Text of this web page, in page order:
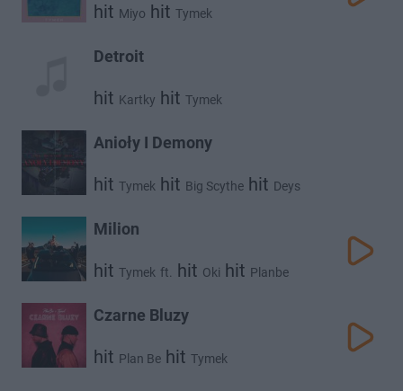
hit Miyo hit Tymek
Detroit
hit Kartky hit Tymek
Anioły I Demony
hit Tymek hit Big Scythe hit Deys
Milion
hit Tymek ft. hit Oki hit Planbe
Czarne Bluzy
hit Plan Be hit Tymek